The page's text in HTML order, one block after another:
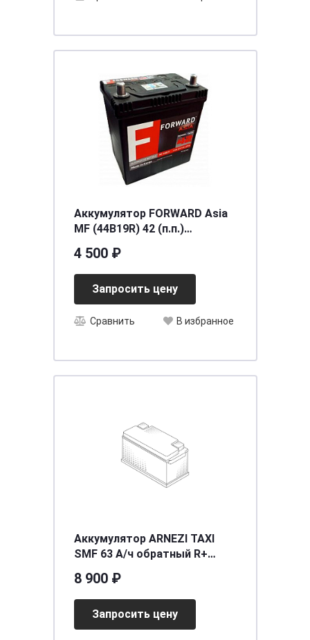
Аккумулятор FORWARD Asia
MF (44B19R) 42 (п.п.)
4 500 ₽
Запросить цену
Сравнить В избранное
Аккумулятор ARNEZI TAXI
SMF 63 А/ч обратный R+
8 900 ₽
Запросить цену